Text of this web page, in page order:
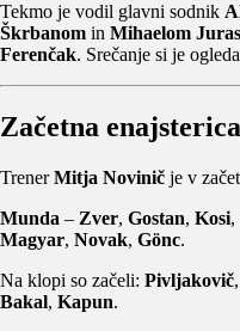
Tekmo je vodil glavni sodnik
Škrbanom in Mihaelom
Ferenčak. Srečanje si je
Začetna
TrenerMitja Novinič je v
Munda – Zver, Gostan, Kosi,
Magyar, Novak, Gönc.
Na klopi so začeli: Pivljakovič,
Bakal, Kapun.